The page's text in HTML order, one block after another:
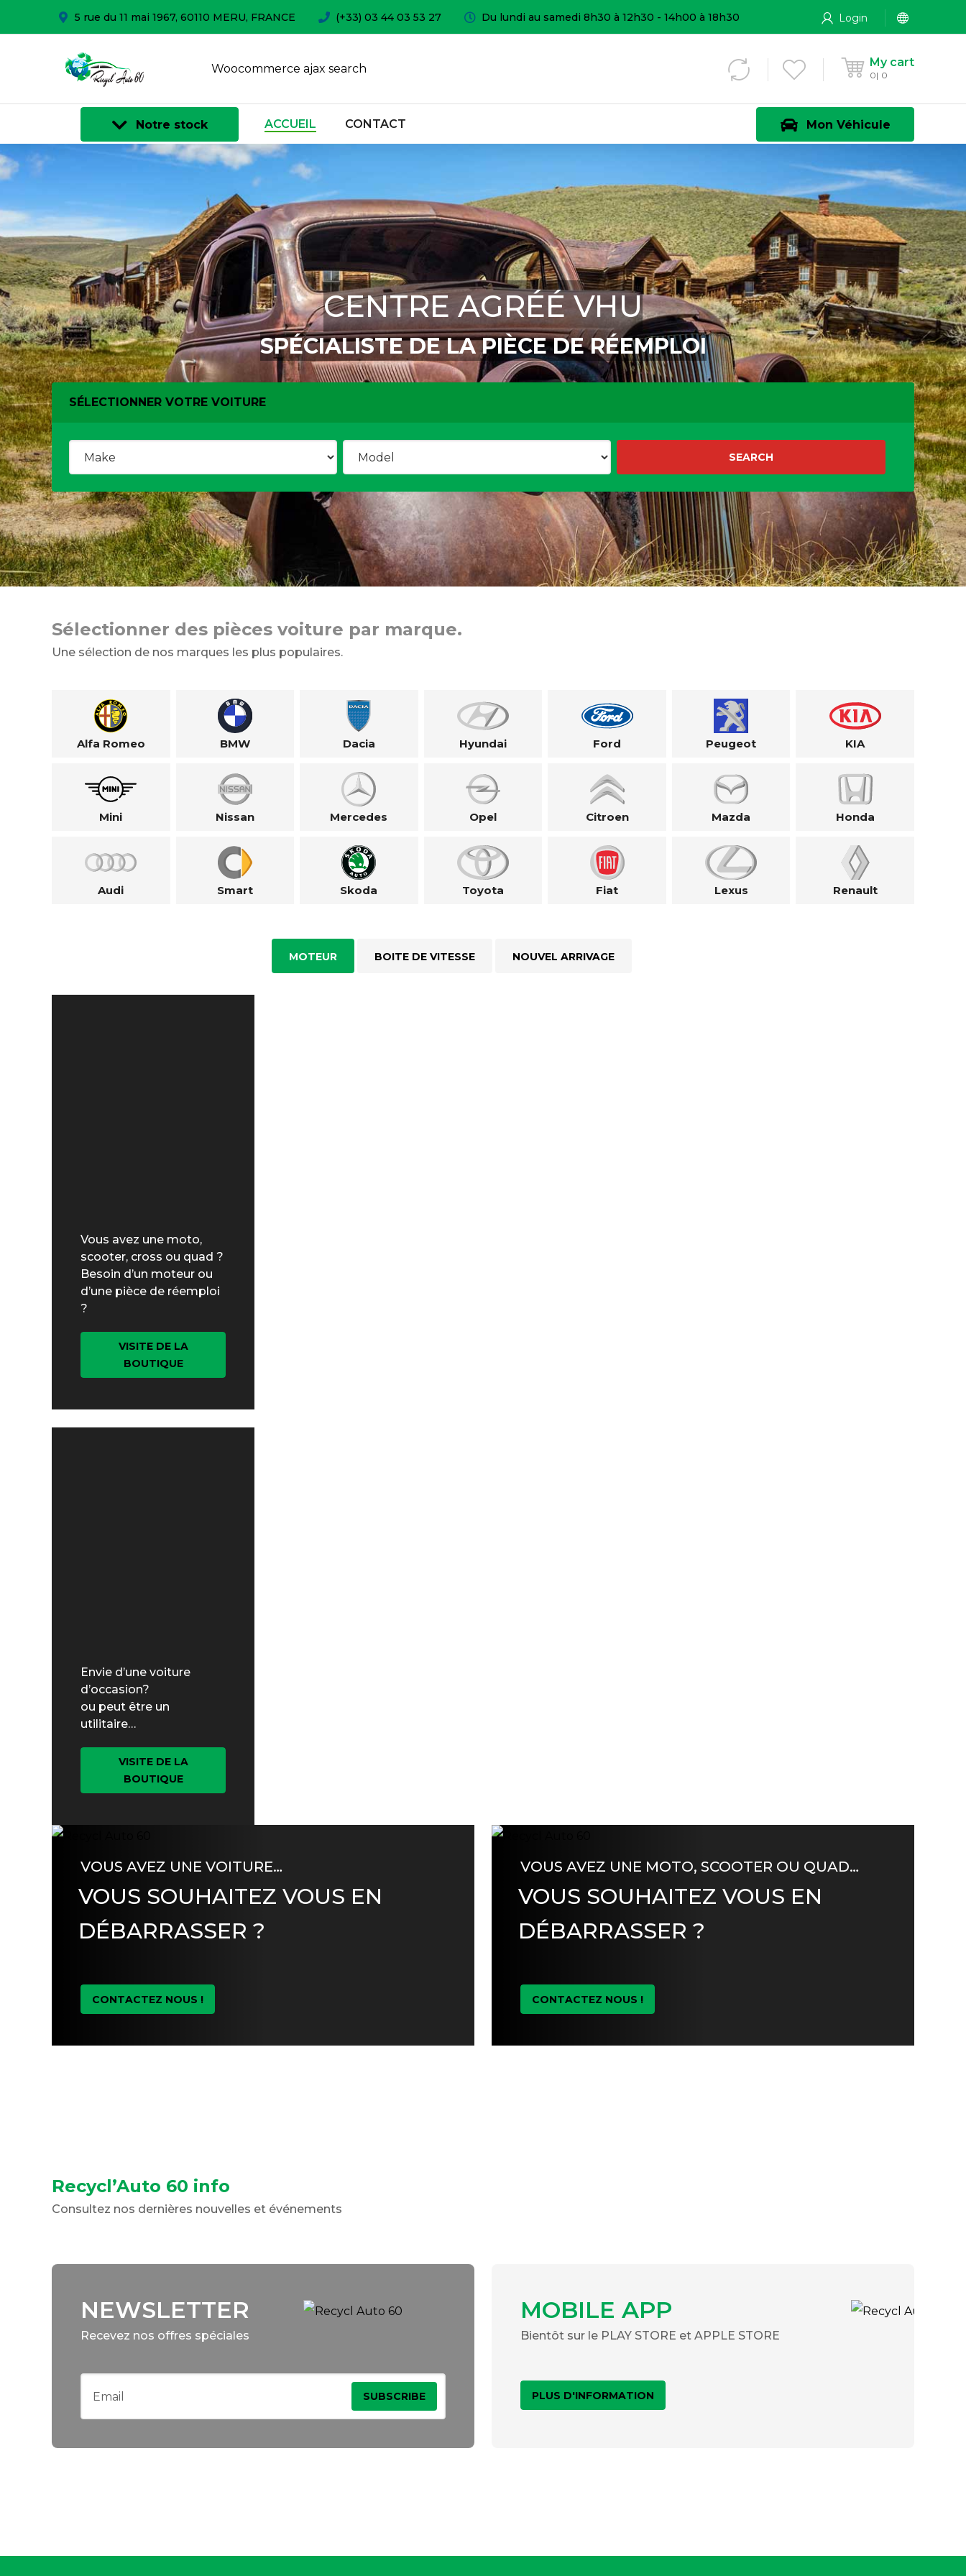
5 rue du 11 mai 1967, 60110 MERU, FRANCE (+33) 03 44 03 53 27 Du lundi au samedi 8h30 à 12h30 - 14h00 à 18h30 Login
Woocommerce ajax search My cart
0 0
Mon Véhicule
Notre stock ACCUEIL CONTACT
CENTRE AGRÉÉ VHU
SPÉCIALISTE DE LA PIÈCE DE RÉEMPLOI
SÉLECTIONNER VOTRE VOITURE
Sélectionner des pièces voiture par marque.
Une sélection de nos marques les plus populaires.
Alfa Romeo BMW Dacia Hyundai Ford Peugeot KIA
Mini Nissan Mercedes Opel Citroen Mazda Honda
Audi Smart Skoda Toyota Fiat Lexus Renault
Vous avez une moto,
scooter, cross ou quad ?
Besoin d’un moteur ou
d’une pièce de réemploi
?
VISITE DE LA
BOUTIQUE
Envie d’une voiture
d’occasion?
ou peut être un
utilitaire…
VISITE DE LA
BOUTIQUE
MOTEUR BOITE DE VITESSE NOUVEL ARRIVAGE
VOUS AVEZ UNE VOITURE…
VOUS SOUHAITEZ VOUS EN
DÉBARRASSER ?
CONTACTEZ NOUS !
VOUS AVEZ UNE MOTO, SCOOTER OU QUAD…
VOUS SOUHAITEZ VOUS EN
DÉBARRASSER ?
CONTACTEZ NOUS !
Recycl’Auto 60 info
Consultez nos dernières nouvelles et événements
NEWSLETTER
Recevez nos offres spéciales
MOBILE APP
Bientôt sur le PLAY STORE et APPLE STORE
PLUS D'INFORMATION